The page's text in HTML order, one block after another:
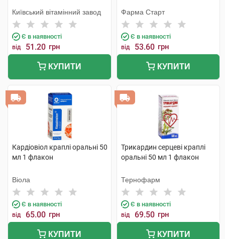
Київський вітамінний завод
Є в наявності
від 51.20 грн
КУПИТИ
Фарма Старт
Є в наявності
від 53.60 грн
КУПИТИ
Кардіовіол краплі оральні 50
мл 1 флакон
Віола
Є в наявності
від 65.00 грн
КУПИТИ
Трикардин серцеві краплі
оральні 50 мл 1 флакон
Тернофарм
Є в наявності
від 69.50 грн
КУПИТИ